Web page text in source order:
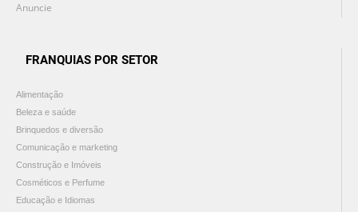
Anuncie
FRANQUIAS POR SETOR
Alimentação
Beleza e saúde
Brinquedos e diversão
Comunicação e marketing
Construção e Imóveis
Cosméticos e Perfume
Educação e Idiomas